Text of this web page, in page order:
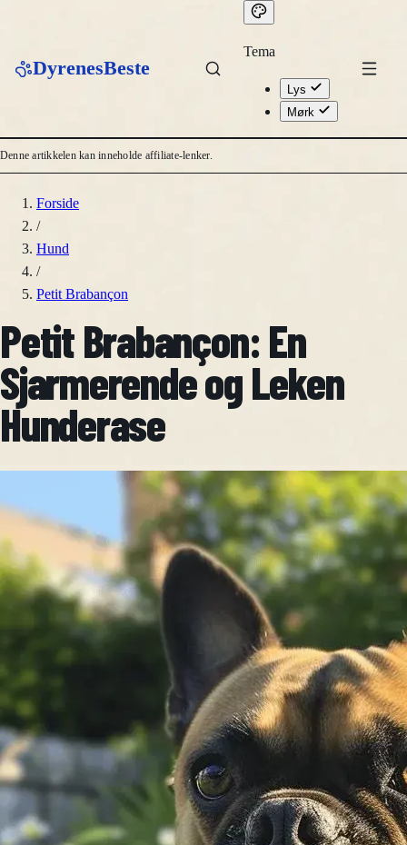
DyrenesBeste
Tema
Lys
Mørk
Denne artikkelen kan inneholde affiliate-lenker.
Forside
/
Hund
/
Petit Brabançon
Petit Brabançon: En
Sjarmerende og Leken
Hunderase